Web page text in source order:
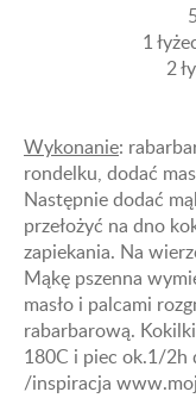
1
2
Wykonanie:
rondelku, dodać
Następnie dodać
przełożyć na dno
zapiekania. Na
Mąkę pszenna
masło i palcami
rabarbarową.
180C i piec ok.1/2h
/inspiracja